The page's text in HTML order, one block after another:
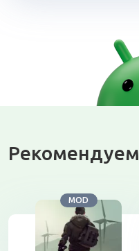
Рекомендуем
MOD